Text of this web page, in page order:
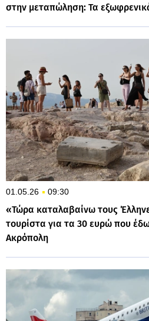
στην μεταπώληση: Τα
01.05.26 09:30
«Τώρα καταλαβαίνω τους
τουρίστα για τα 30 ευρώ που
Ακρόπολη